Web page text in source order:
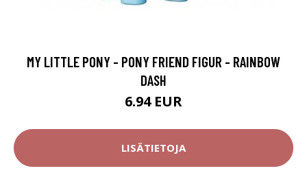
MY LITTLE PONY - PONY FRIEND FIGUR - RAINBOW
DASH
6.94 EUR
LISÄTIETOJA